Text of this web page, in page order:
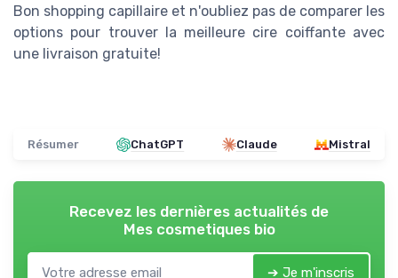
Bon shopping capillaire et n'oubliez pas de comparer les
options pour trouver la meilleure cire coiffante avec
une livraison gratuite!
Résumer ChatGPT Claude Mistral
Recevez les dernières actualités de
Mes cosmetiques bio
➔ Je m'inscris